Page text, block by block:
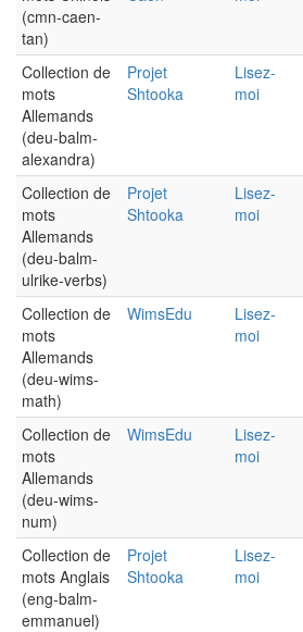
(cmn-caen-
tan)
Collection de
mots
Allemands
(deu-balm-
alexandra)
Projet
Shtooka
Lisez-
moi
Collection de
mots
Allemands
(deu-balm-
ulrike-verbs)
Projet
Shtooka
Lisez-
moi
Collection de
mots
Allemands
(deu-wims-
math)
WimsEdu
Lisez-
moi
Collection de
mots
Allemands
(deu-wims-
num)
WimsEdu
Lisez-
moi
Collection de
mots Anglais
(eng-balm-
emmanuel)
Projet
Shtooka
Lisez-
moi